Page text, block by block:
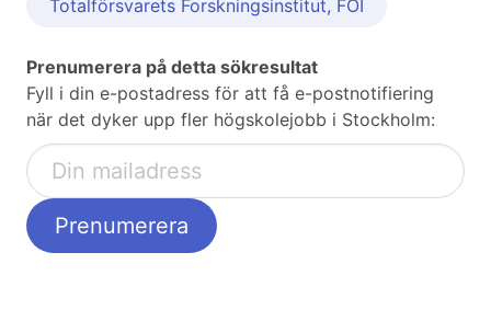
Totalförsvarets Forskningsinstitut, FOI
Prenumerera på detta sökresultat
Fyll i din e-postadress för att få e-postnotifiering
när det dyker upp fler högskolejobb i Stockholm: